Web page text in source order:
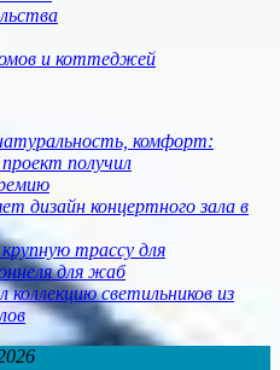
и коттеджей
ком­форт:
получил
дизайн концертного зала в
трассу для
для жаб
коллекцию светильников из